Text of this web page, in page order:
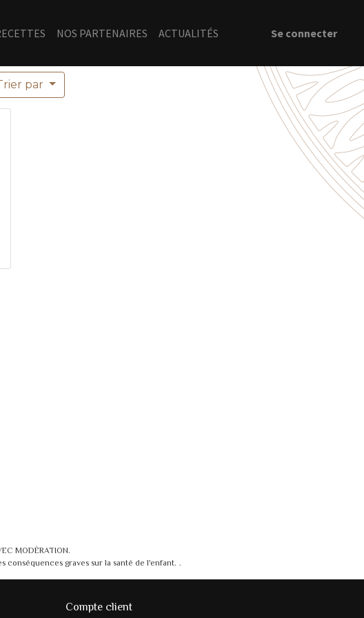
NOS PARTENAIRES ACTUALITÉS Se connecter
par
MODÉRATION.
conséquences graves sur la santé de l'enfant. .
Compte client